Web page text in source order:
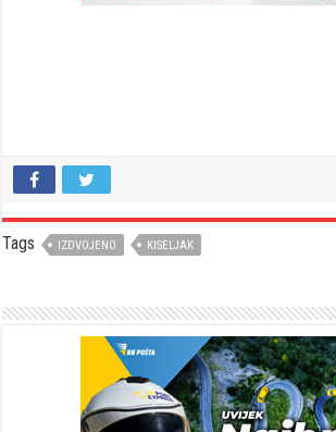
Tags IZDVOJENO KISELJAK